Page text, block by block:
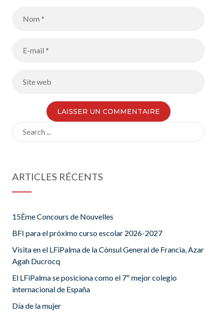
ARTICLES RÉCENTS
15Ème Concours de Nouvelles
BFI para el próximo curso escolar 2026-2027
Visita en el LFiPalma de la Cónsul General de Francia, Azar
Agah Ducrocq
El LFiPalma se posiciona como el 7º mejor colegio
internacional de España
Día de la mujer